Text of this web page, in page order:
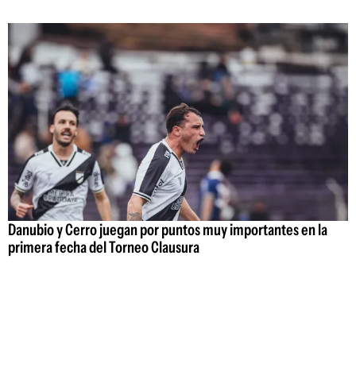
Danubio y Cerro juegan por puntos muy importantes en la
primera fecha del Torneo Clausura